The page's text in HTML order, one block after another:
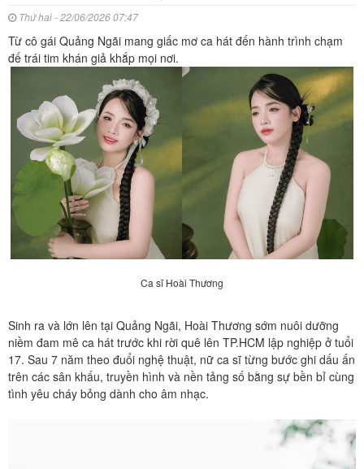
Thứ hai - 22/06/2026 07:47
Từ cô gái Quảng Ngãi mang giấc mơ ca hát đến hành trình chạm
đế trái tim khán giả khắp mọi nơi.
Ca sĩ Hoài Thương
Sinh ra và lớn lên tại Quảng Ngãi, Hoài Thương sớm nuôi dưỡng
niềm đam mê ca hát trước khi rời quê lên TP.HCM lập nghiệp ở tuổi
17. Sau 7 năm theo đuổi nghệ thuật, nữ ca sĩ từng bước ghi dấu ấn
trên các sân khấu, truyền hình và nền tảng số bằng sự bền bỉ cùng
tình yêu cháy bỏng dành cho âm nhạc.